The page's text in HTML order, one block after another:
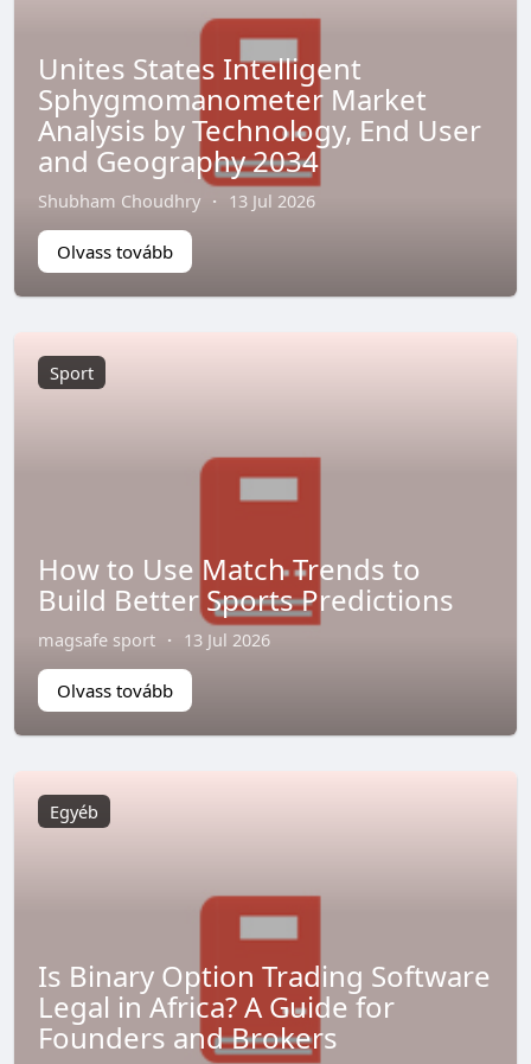
Unites States Intelligent
Sphygmomanometer Market
Analysis by Technology, End User
and Geography 2034
Shubham Choudhry · 13 Jul 2026
Olvass tovább
Sport
How to Use Match Trends to
Build Better Sports Predictions
magsafe sport · 13 Jul 2026
Olvass tovább
Egyéb
Is Binary Option Trading Software
Legal in Africa? A Guide for
Founders and Brokers